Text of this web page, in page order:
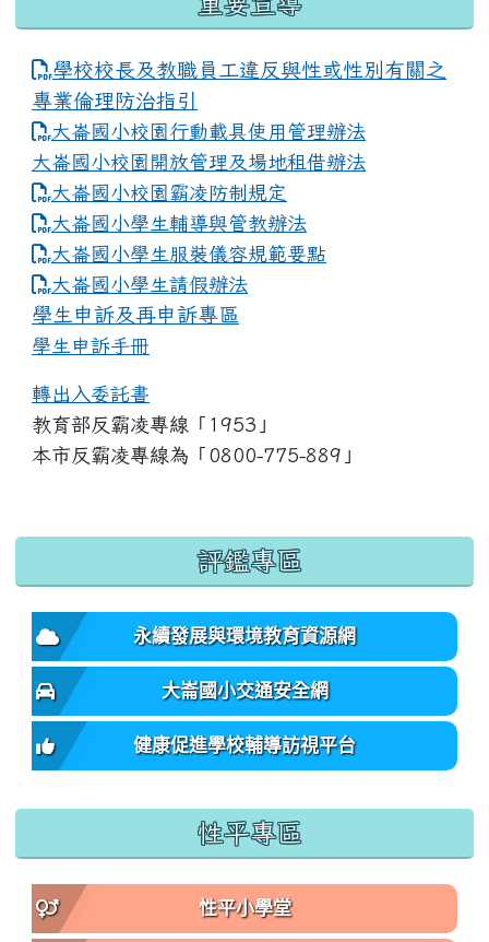
學校校長及教職員工違反與性或性別有關之
專業倫理防治指引
大崙國小校園行動載具使用管理辦法
大崙國小校園開放管理及場地租借辦法
大崙國小校園霸凌防制規定
大崙國小學生輔導與管教辦法
大崙國小學生服裝儀容規範要點
link to https://www.dles.tyc.edu.tw/uploads/
大崙國小學生請假辦法
學生申訴及再申訴專區
學生申訴手冊
轉出入委託書
教育部反霸凌專線「1953」
本市反霸凌專線為「0800-775-889」
:::
評鑑專區
永續發展與環境教育資源網
大崙國小交通安全網
健康促進學校輔導訪視平台
性平專區
性平小學堂